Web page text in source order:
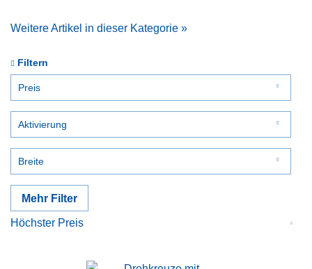
Weitere Artikel in dieser Kategorie »
Filtern
Preis
Aktivierung
Breite
590 mm
770 mm
780 mm
Mehr Filter